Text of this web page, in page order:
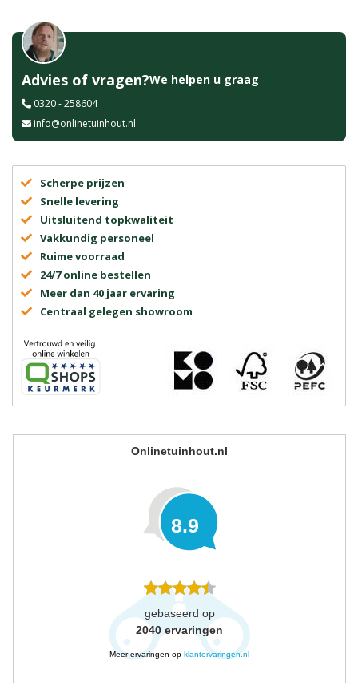
Advies of vragen?We helpen u graag
0320 - 258604
info@onlinetuinhout.nl
Scherpe prijzen
Snelle levering
Uitsluitend topkwaliteit
Vakkundig personeel
Ruime voorraad
24/7 online bestellen
Meer dan 40 jaar ervaring
Centraal gelegen showroom
Onlinetuinhout.nl
8.9
gebaseerd op
2040 ervaringen
Meer ervaringen op klantervaringen.nl